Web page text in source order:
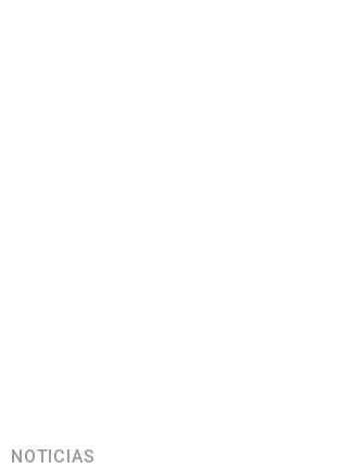
NOTICIAS